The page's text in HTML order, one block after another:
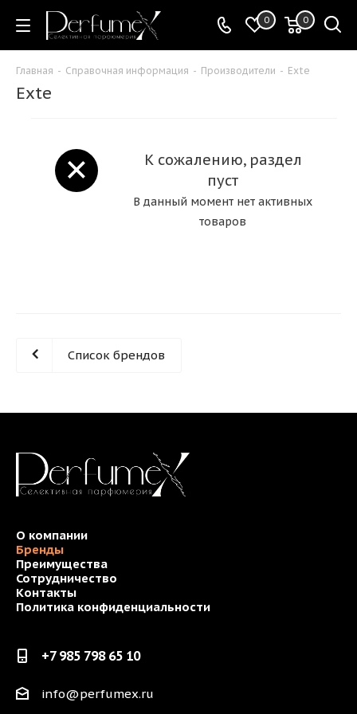
0 0
Главная - Справочная информация - Производители - Exte
Exte
К сожалению, раздел
пуст
В данный момент нет активных
товаров
Список брендов
О компании
Бренды
Преимущества
Сотрудничество
Контакты
Политика конфиденциальности
+7 985 798 65 10
info@perfumex.ru